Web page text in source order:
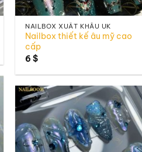
NAILBOX XUẤT KHẨU UK
Nailbox thiết kế âu mỹ cao
cấp
6$
Add